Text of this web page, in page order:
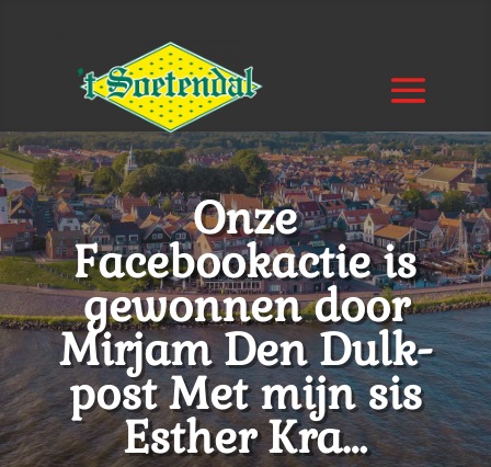
Onze
Facebookactie is
gewonnen door
Mirjam Den Dulk-
post Met mijn sis
Esther Kra…